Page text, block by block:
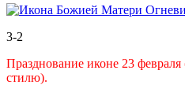
3-2
Празднование иконе 23
стилю).